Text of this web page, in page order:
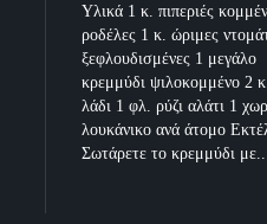
Υλικά 1 κ. πιπεριές
ροδέλες 1 κ. ώριμες
ξεφλουδισμένες 1 μεγάλο
κρεμμύδι ψιλοκομμένο 2
λάδι 1 φλ. ρύζι αλάτι 1
λουκάνικο ανά άτομο
Σωτάρετε το κρεμμύδι